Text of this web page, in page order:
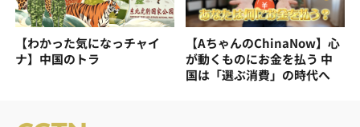
【わかった気になっチャイ
ナ】中国のトラ
【AちゃんのChinaNow】心
が動くものにお金を払う 中
国は「選ぶ消費」の時代へ